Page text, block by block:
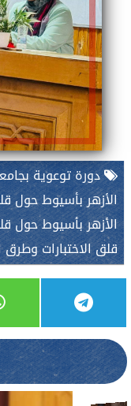
دورة توعوية
الأزهر بأسيوط حول
الأزهر بأسيوط حول
قلق الاختبارات وطرق